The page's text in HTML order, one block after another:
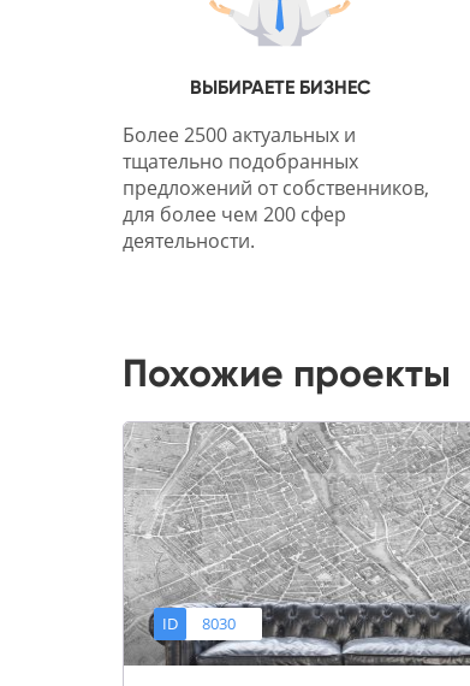
ВЫБИРАЕТЕ БИЗНЕС
Более 2500 актуальных и
тщательно подобранных
предложений от собственников,
для более чем 200 сфер
деятельности.
Похожие проекты
ID 8030